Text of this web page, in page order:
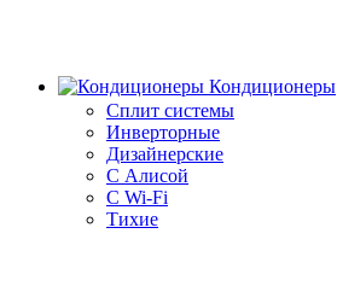
Кондиционеры
Сплит системы
Инверторные
Дизайнерские
С Алисой
C Wi-Fi
Тихие